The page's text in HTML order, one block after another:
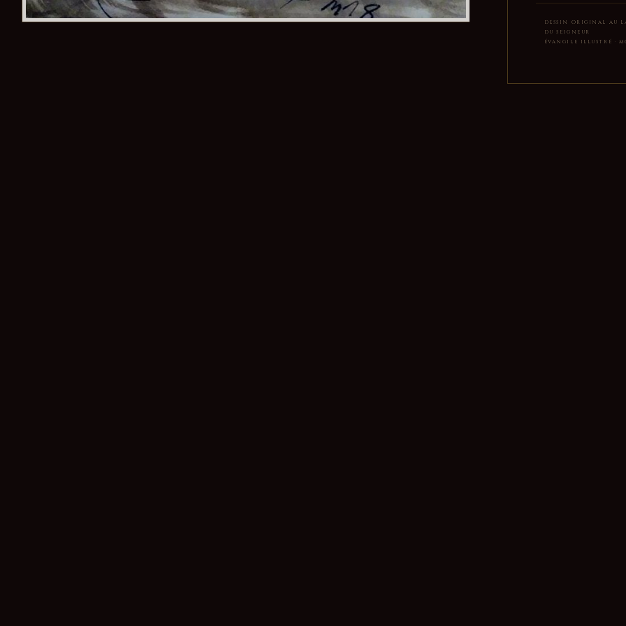
DESSIN ORIGINAL AU
DU SEIGNEUR
ÉVANGILE ILLUSTRÉ ·